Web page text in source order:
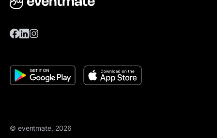
© eventmate, 2026